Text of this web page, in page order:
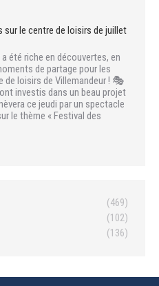
sur le centre de loisirs de juillet
été riche en découvertes, en
de partage pour les
de loisirs de Villemandeur ! 🎭
investis dans un beau projet
ce jeudi par un spectacle
le thème « Festival des
(469)
(102)
(136)